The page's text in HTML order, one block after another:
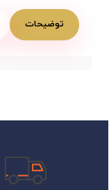
توضیحات